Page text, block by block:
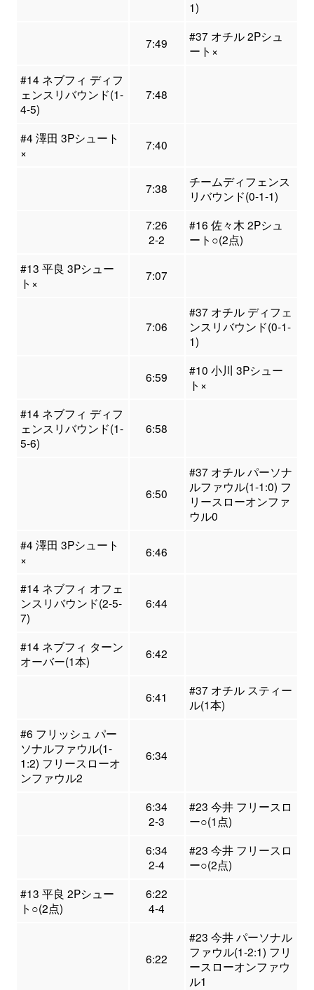
1)
7:49
#37 オチル 2Pシュ
ート×
#14 ネブフィ ディフ
ェンスリバウンド(1-
4-5)
7:48
#4 澤田 3Pシュート
×
7:40
7:38
チームディフェンス
リバウンド(0-1-1)
7:26
2-2
#16 佐々木 2Pシュ
ート○(2点)
#13 平良 3Pシュー
ト×
7:07
7:06
#37 オチル ディフェ
ンスリバウンド(0-1-
1)
6:59
#10 小川 3Pシュー
ト×
#14 ネブフィ ディフ
ェンスリバウンド(1-
5-6)
6:58
6:50
#37 オチル パーソナ
ルファウル(1-1:0) フ
リースローオンファ
ウル0
#4 澤田 3Pシュート
×
6:46
#14 ネブフィ オフェ
ンスリバウンド(2-5-
7)
6:44
#14 ネブフィ ターン
オーバー(1本)
6:42
6:41
#37 オチル スティー
ル(1本)
#6 フリッシュ パー
ソナルファウル(1-
1:2) フリースローオ
ンファウル2
6:34
6:34
2-3
#23 今井 フリースロ
ー○(1点)
6:34
2-4
#23 今井 フリースロ
ー○(2点)
#13 平良 2Pシュー
ト○(2点)
6:22
4-4
6:22
#23 今井 パーソナル
ファウル(1-2:1) フリ
ースローオンファウ
ル1